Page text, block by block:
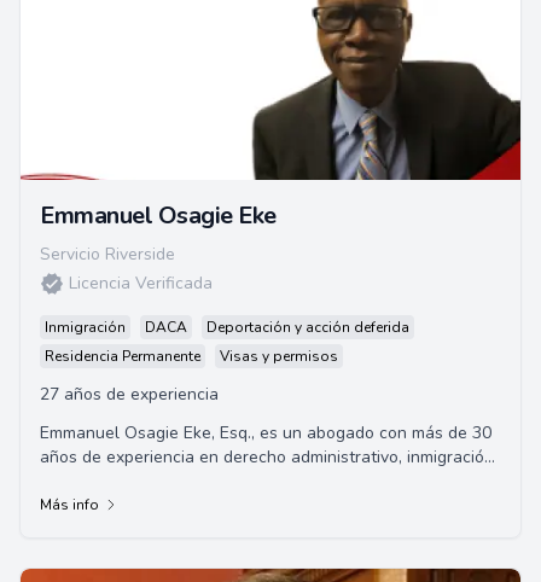
Emmanuel Osagie Eke
Servicio Riverside
Licencia Verificada
Inmigración DACA
Deportación y acción deferida
Residencia Permanente
Visas y permisos
27 años de experiencia
Emmanuel Osagie Eke, Esq., es un abogado con más de 30
años de experiencia en derecho administrativo, inmigración,
Más info